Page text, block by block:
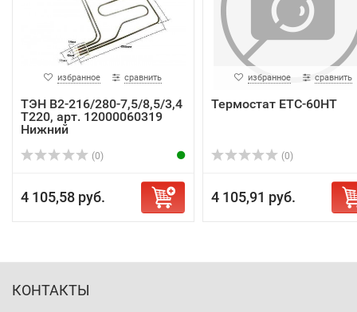
избранное сравнить
ТЭН В2-216/280-7,5/8,5/3,4
Т220, арт. 12000060319
Нижний
(0)
4 105,58 руб.
избранное сравнить
Термостат ETC-60HT
(0)
4 105,91 руб.
КОНТАКТЫ